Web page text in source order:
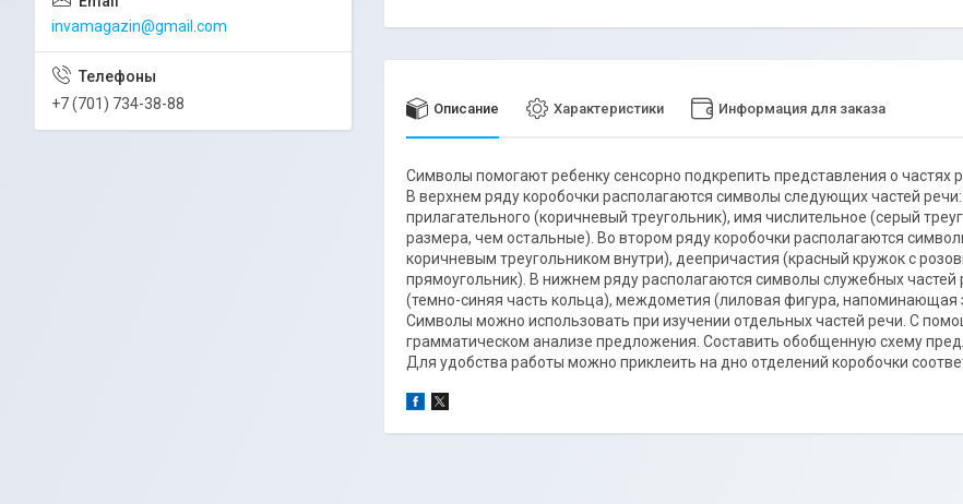
Описание Характеристики Информация для заказа
Символы помогают ребенку сенсорно подкрепить представления о частях
В верхнем ряду коробочки располагаются символы следующих частей
прилагательного (коричневый треугольник), имя числительное (серый
размера, чем остальные). Во втором ряду коробочки располагаются
коричневым треугольником внутри), деепричастия (красный кружок с
прямоугольник). В нижнем ряду располагаются символы служебных частей
(темно-синяя часть кольца), междометия (лиловая фигура, напоминающая
Символы можно использовать при изучении отдельных частей речи. С
грамматическом анализе предложения. Составить обобщенную схему
Для удобства работы можно приклеить на дно отделений коробочки
invamagazin@gmail.com
+7 (701) 734-38-88